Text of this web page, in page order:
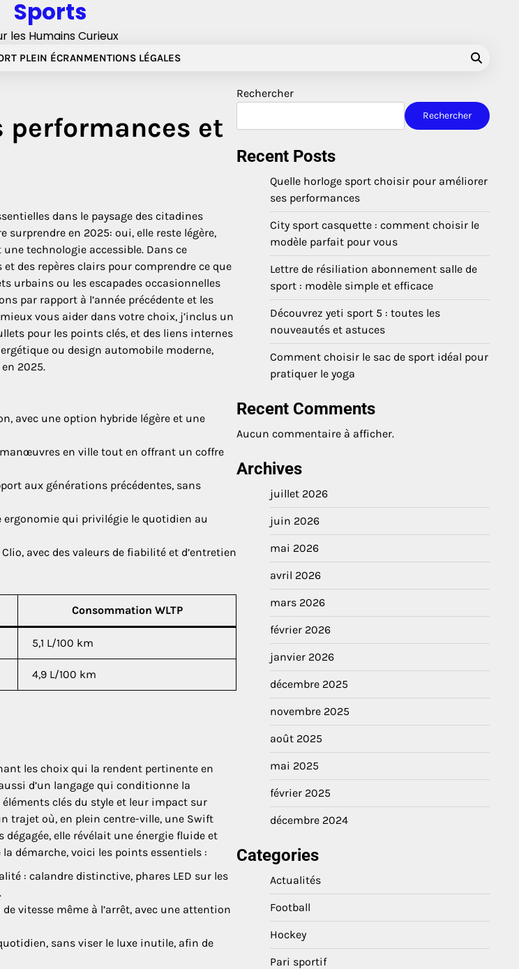
Sports
les Humains Curieux
PLEIN ÉCRANMENTIONS LÉGALES
performances et
dans le paysage des citadines
en 2025: oui, elle reste légère,
technologie accessible. Dans ce
des repères clairs pour comprendre ce que
urbains ou les escapades occasionnelles
par rapport à l’année précédente et les
vous aider dans votre choix, j’inclus un
pour les points clés, et des liens internes
ou design automobile moderne,
en 2025.
avec une option hybride légère et une
en ville tout en offrant un coffre
aux générations précédentes, sans
ergonomie qui privilégie le quotidien au
avec des valeurs de fiabilité et d’entretien
Consommation WLTP
5,1 L/100 km
4,9 L/100 km
les choix qui la rendent pertinente en
d’un langage qui conditionne la
clés du style et leur impact sur
trajet où, en plein centre-ville, une Swift
elle révélait une énergie fluide et
démarche, voici les points essentiels :
: calandre distinctive, phares LED sur les
vitesse même à l’arrêt, avec une attention
sans viser le luxe inutile, afin de
Rechercher
Rechercher
Recent Posts
Quelle horloge sport choisir pour améliorer
ses performances
City sport casquette : comment choisir le
modèle parfait pour vous
Lettre de résiliation abonnement salle de
sport : modèle simple et efficace
Découvrez yeti sport 5 : toutes les
nouveautés et astuces
Comment choisir le sac de sport idéal pour
pratiquer le yoga
Recent Comments
Aucun commentaire à afficher.
Archives
juillet 2026
juin 2026
mai 2026
avril 2026
mars 2026
février 2026
janvier 2026
décembre 2025
novembre 2025
août 2025
mai 2025
février 2025
décembre 2024
Categories
Actualités
Football
Hockey
Pari sportif